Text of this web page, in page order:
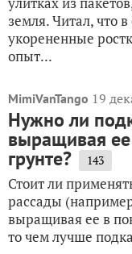
земля. Читал, что
укорененные
опыт...
MimiVanTango 19
Нужно ли
выращивая
грунте? 143
Стоит ли
рассады
выращивая ее в
то чем лучше